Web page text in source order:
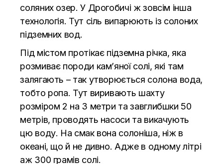
соляних озер. У Дрогобичі ж зовсім інша
технологія. Тут сіль випарюють із солоних
підземних вод.
Під містом протікає підземна річка, яка
розмиває породи кам’яної солі, які там
залягають – так утворюється солона вода,
тобто ропа. Тут виривають шахту
розміром 2 на 3 метри та завглибшки 50
метрів, проводять насоси та викачують
цю воду. На смак вона солоніша, ніж в
океані, що й не дивно. Адже в одному літрі
аж 300 грамів солі.